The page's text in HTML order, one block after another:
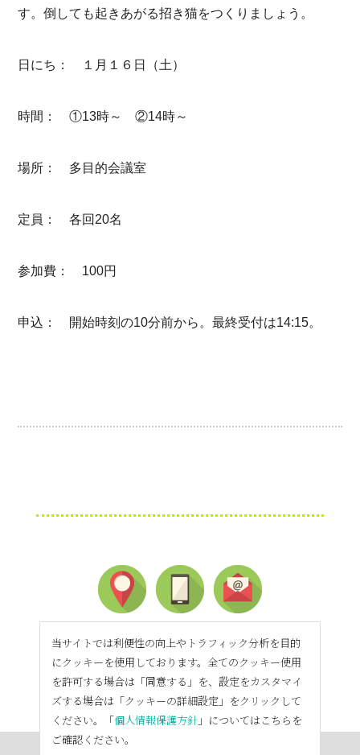
す。倒しても起きあがる招き猫をつくりましょう。
日にち： １月１６日（土）
時間： ①13時～ ②14時～
場所： 多目的会議室
定員： 各回20名
参加費： 100円
申込： 開始時刻の10分前から。最終受付は14:15。
当サイトでは利便性の向上やトラフィック分析を目的
にクッキーを使用しております。全てのクッキー使用
を許可する場合は「同意する」を、設定をカスタマイ
ズする場合は「クッキーの詳細設定」をクリックして
ください。「個人情報保護方針 」についてはこちらを
ご確認ください。